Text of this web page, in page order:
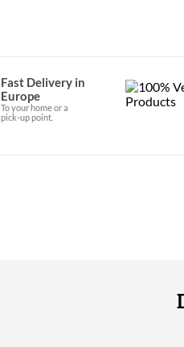
Fast Delivery in
Europe
To your home or a
pick-up point.